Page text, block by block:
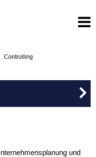
Controlling
und